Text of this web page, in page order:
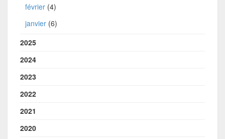
février (4)
janvier (6)
2025
2024
2023
2022
2021
2020